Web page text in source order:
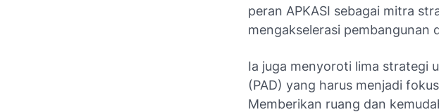
peran APKASI sebagai mitra
mengakselerasi pembangunan
Ia juga menyoroti lima strategi
(PAD) yang harus menjadi
Memberikan ruang dan